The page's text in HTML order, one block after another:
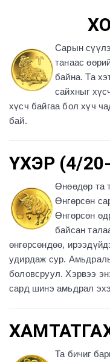
ХОНЬ
Сарын
танаас
байна. Та
сайхныг
хүсч байгаа бол хүч
бай.
ҮХЭР (4/
Өнөөдөр та
Өнгөрсөн
Өнгөрсөн
байсан
өнгөрсөндөө,
удирдаж сур.
боловсруул. Хэрвээ
сард шинэ амьдрал
Та бичиг